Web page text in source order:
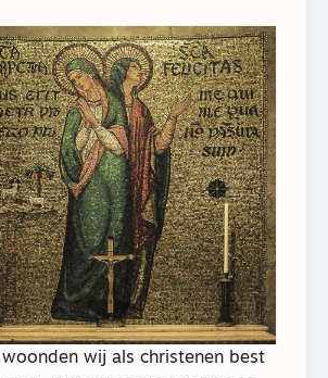
wij als christenen best